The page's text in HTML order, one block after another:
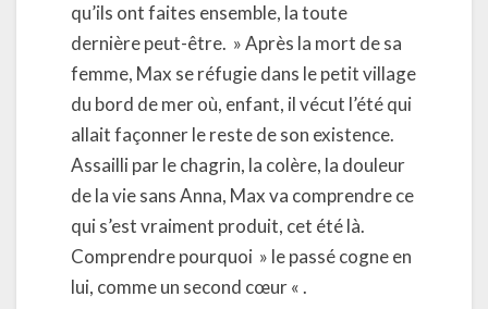
qu’ils ont faites ensemble, la toute
dernière peut-être. » Après la mort de sa
femme, Max se réfugie dans le petit village
du bord de mer où, enfant, il vécut l’été qui
allait façonner le reste de son existence.
Assailli par le chagrin, la colère, la douleur
de la vie sans Anna, Max va comprendre ce
qui s’est vraiment produit, cet été là.
Comprendre pourquoi » le passé cogne en
lui, comme un second cœur « .